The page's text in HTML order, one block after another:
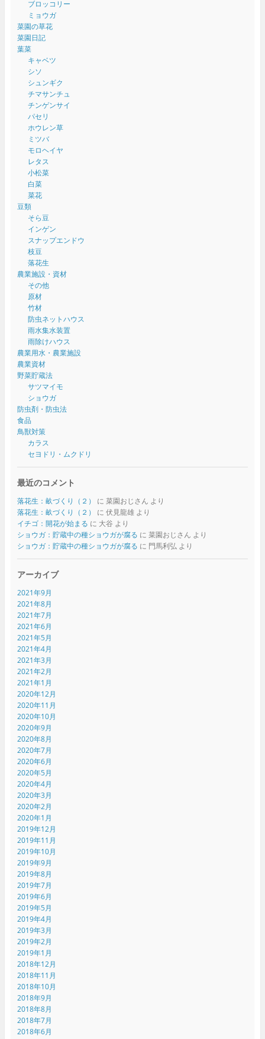
ブロッコリー
ミョウガ
菜園の草花
菜園日記
葉菜
キャベツ
シソ
シュンギク
チマサンチュ
チンゲンサイ
パセリ
ホウレン草
ミツバ
モロヘイヤ
レタス
小松菜
白菜
菜花
豆類
そら豆
インゲン
スナップエンドウ
枝豆
落花生
農業施設・資材
その他
原材
竹材
防虫ネットハウス
雨水集水装置
雨除けハウス
農業用水・農業施設
農業資材
野菜貯蔵法
サツマイモ
ショウガ
防虫剤・防虫法
食品
鳥獣対策
カラス
セヨドリ・ムクドリ
最近のコメント
落花生：畝づくり（２） に 菜園おじさん より
落花生：畝づくり（２）
に 伏見龍雄より
イチゴ：開花が始まる に 大谷 より
ショウガ：貯蔵中の種ショウガが腐る に 菜園おじさん より
ショウガ：貯蔵中の種ショウガが腐る に 門馬利弘 より
アーカイブ
2021年9月
2021年8月
2021年7月
2021年6月
2021年5月
2021年4月
2021年3月
2021年2月
2021年1月
2020年12月
2020年11月
2020年10月
2020年9月
2020年8月
2020年7月
2020年6月
2020年5月
2020年4月
2020年3月
2020年2月
2020年1月
2019年12月
2019年11月
2019年10月
2019年9月
2019年8月
2019年7月
2019年6月
2019年5月
2019年4月
2019年3月
2019年2月
2019年1月
2018年12月
2018年11月
2018年10月
2018年9月
2018年8月
2018年7月
2018年6月